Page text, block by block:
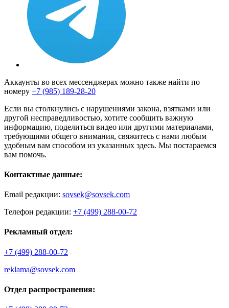
Аккаунты во всех мессенджерах можно также найти по
номеру +7 (985) 189-28-20
Если вы столкнулись с нарушениями закона, взятками или
другой несправедливостью, хотите сообщить важную
информацию, поделиться видео или другими материалами,
требующими общего внимания, свяжитесь с нами любым
удобным вам способом из указанных здесь. Мы постараемся
вам помочь.
Контактные данные:
Email редакции: sovsek@sovsek.com
Телефон редакции: +7 (499) 288-00-72
Рекламный отдел:
+7 (499) 288-00-72
reklama@sovsek.com
Отдел распространения: